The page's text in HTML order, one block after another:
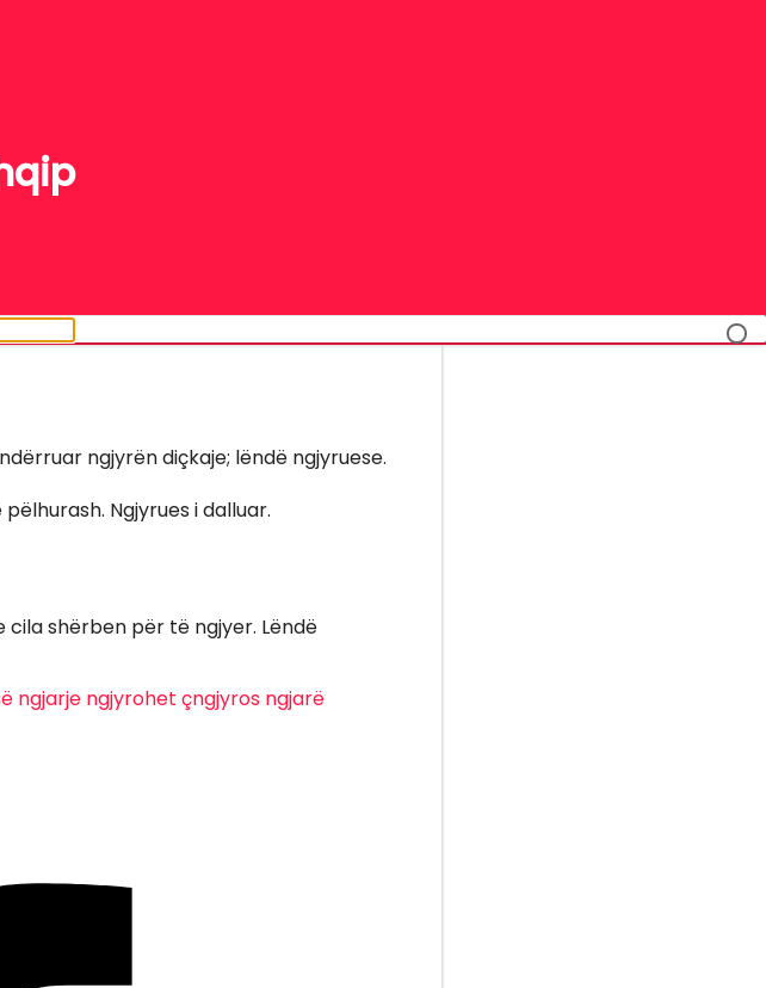
ngjyrën diçkaje; lëndë ngjyruese.
Ngjyrues i dalluar.
shërben për të ngjyer. Lëndë
ngjarje ngjyrohet çngjyros ngjarë